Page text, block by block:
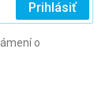
Prihlásiť
o